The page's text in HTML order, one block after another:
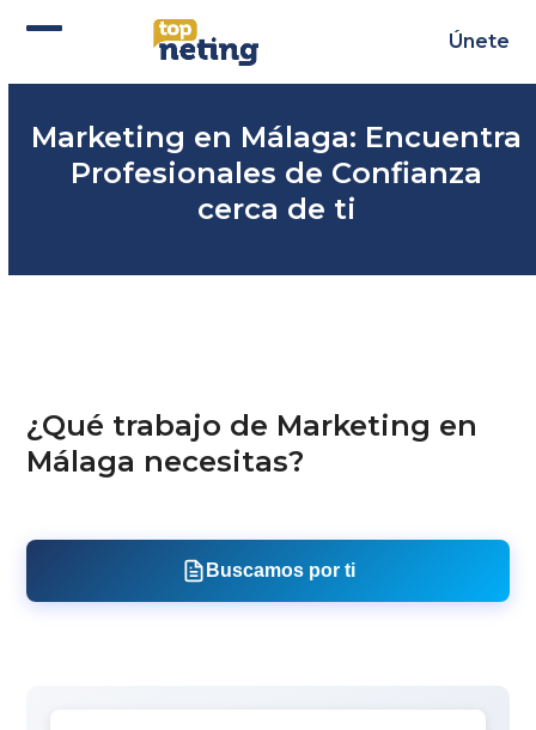
Únete
móvil
móvil
Marketing en Málaga: Encuentra
Profesionales de Confianza
cerca de ti
¿Qué trabajo de Marketing en
Málaga necesitas?
Buscamos por ti